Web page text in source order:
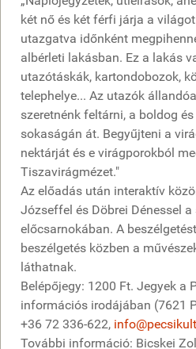
két nő és két férfi járja a
utazgatva időnként
albérleti lakásban. Ez a lakás
utazótáskák, kartondobozok,
telephelye... Az utazók
szeretnénk feltárni, a boldog
sokaságán át. Begyűjteni a
nektárját és e virágporokból
Tiszavirágmézet."
Az előadás után interaktív
Józseffel és Döbrei Dénessel
előcsarnokában. A
beszélgetés közben a
láthatnak.
Belépőjegy: 1200 Ft. Jegyek a
információs irodájában (7621
+36 72 336-622,
További információ: Bicskei